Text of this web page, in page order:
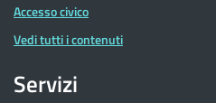
Accesso civico
Vedi tutti i contenuti
Servizi